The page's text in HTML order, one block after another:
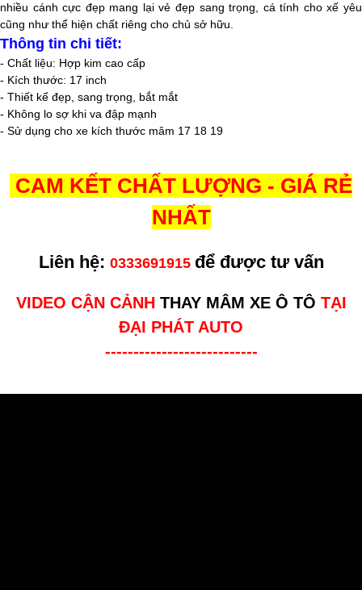
nhiều cánh cực đẹp mang lại vẻ đẹp sang trọng, cá tính cho xế yêu
cũng như thể hiện chất riêng cho chủ sở hữu.
Thông tin chi tiết:
- Chất liệu: Hợp kim cao cấp
- Kích thước: 17 inch
- Thiết kế đẹp, sang trọng, bắt mắt
- Không lo sợ khi va đập mạnh
- Sử dụng cho xe kích thước mâm 17 18 19
CAM KẾT CHẤT LƯỢNG - GIÁ RẺ
NHẤT
Liên hệ: 0333691915 để được tư vấn
VIDEO CẬN CẢNH THAY MÂM XE Ô TÔ TẠI
ĐẠI PHÁT AUTO
---------------------------